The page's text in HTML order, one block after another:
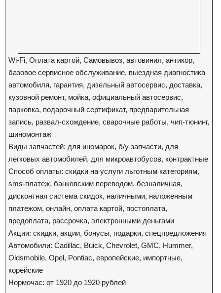
Wi-Fi, Оплата картой, Самовывоз, автовинил, антикор,
базовое сервисное обслуживание, выездная диагностика
автомобиля, гарантия, дизельный автосервис, доставка,
кузовной ремонт, мойка, официальный автосервис,
парковка, подарочный сертификат, предварительная
запись, развал-схождение, сварочные работы, чип-тюнинг,
шиномонтаж
Виды запчастей: для иномарок, б/у запчасти, для
легковых автомобилей, для микроавтобусов, контрактные
Способ оплаты: скидки на услуги льготным категориям,
sms-платеж, банковским переводом, безналичная,
дисконтная система скидок, наличными, наложенным
платежом, онлайн, оплата картой, постоплата,
предоплата, рассрочка, электронными деньгами
Акции: скидки, акции, бонусы, подарки, спецпредложения
Автомобили: Cadillac, Buick, Chevrolet, GMC, Hummer,
Oldsmobile, Opel, Pontiac, европейские, импортные,
корейские
Нормочас: от 1920 до 1920 рублей